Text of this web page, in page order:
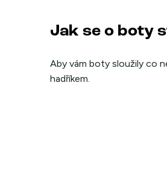
Jak se o boty
Aby vám boty sloužily co
hadříkem.